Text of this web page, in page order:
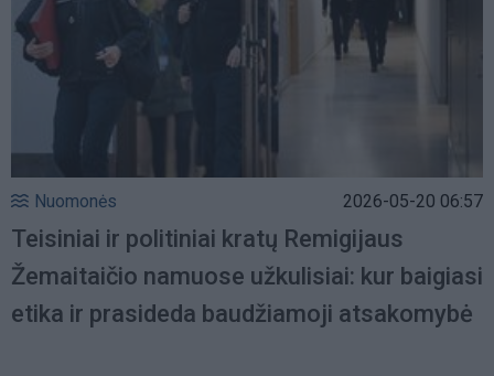
Nuomonės 2026-05-20 06:57
Teisiniai ir politiniai kratų Remigijaus
Žemaitaičio namuose užkulisiai: kur baigiasi
etika ir prasideda baudžiamoji atsakomybė